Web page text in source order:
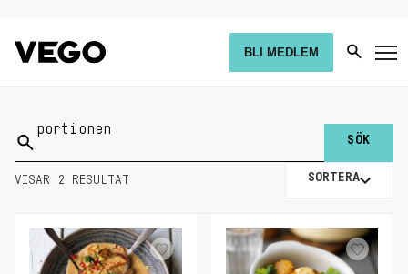
BLI MEDLEM
Sök
på:
VISAR 2 RESULTAT SORTERA